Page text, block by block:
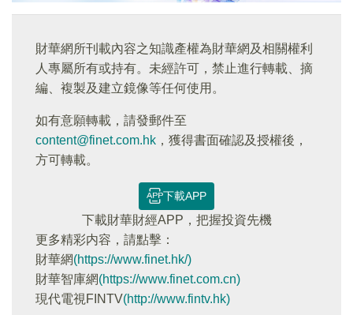
財華網所刊載內容之知識產權為財華網及相關權利
人專屬所有或持有。未經許可，禁止進行轉載、摘
編、複製及建立鏡像等任何使用。
如有意願轉載，請發郵件至
content@finet.com.hk ，獲得書面確認及授權後，
方可轉載。
下載APP
下載財華財經APP，把握投資先機
更多精彩内容，請點擊：
財華網(https://www.finet.hk/)
財華智庫網(https://www.finet.com.cn)
現代電視FINTV(http://www.fintv.hk)